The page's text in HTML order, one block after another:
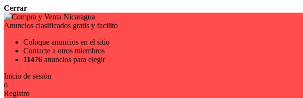
Cerrar
Anuncios clasificados gratis y facilito
Coloque anuncios en el sitio
Contacte a otros miembros
11476 anuncios para elegir
Inicio de sesión
o
Registro